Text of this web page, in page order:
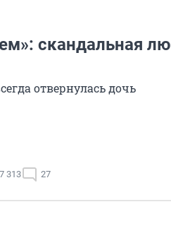
скандальная
отвернулась дочь
313 27